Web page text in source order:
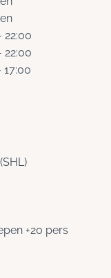
22:00
22:00
17:00
+20 pers